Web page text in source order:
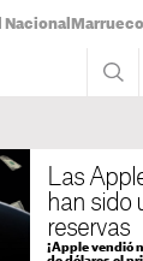
Nacional
Las
han sido
reservas
¡Apple vendió